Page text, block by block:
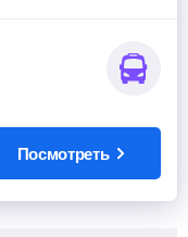
Посмотреть